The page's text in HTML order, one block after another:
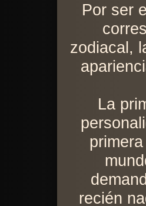
Por ser
zodiacal,
La
recién